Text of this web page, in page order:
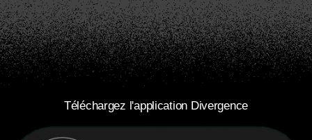
Téléchargez l'application Divergence